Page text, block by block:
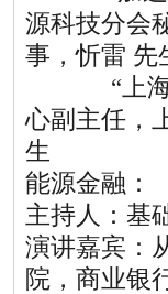
源科技分会
事，忻雷 先
“上海高
心副主任，
生
能源金融：
主持人：基
演讲嘉宾：
院，商业银